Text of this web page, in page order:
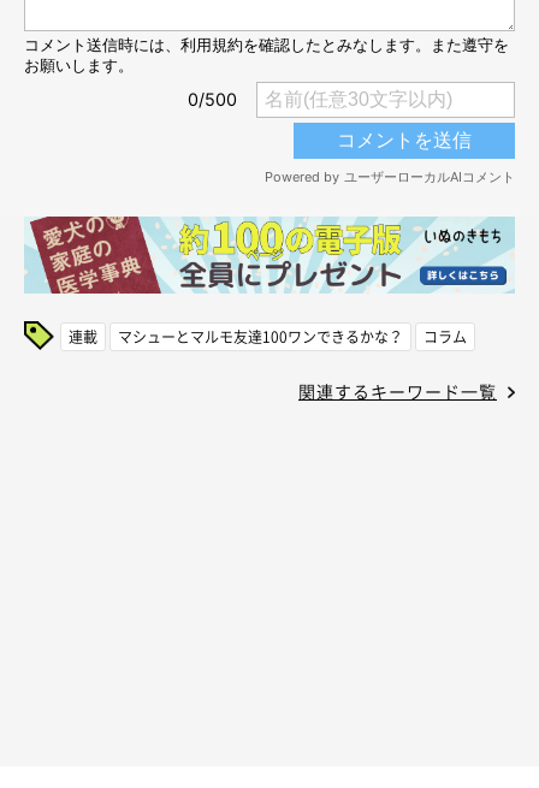
連載 マシューとマルモ友達100ワンできるかな？ コラム
関連するキーワード一覧